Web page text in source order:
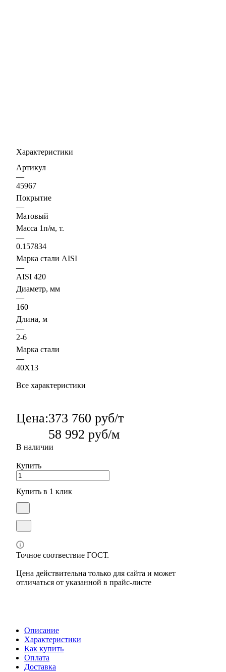
Характеристики
Артикул
—
45967
Покрытие
—
Матовый
Масса 1п/м, т.
—
0.157834
Марка стали AISI
—
AISI 420
Диаметр, мм
—
160
Длина, м
—
2-6
Марка стали
—
40Х13
Все характеристики
Цена:373 760 руб/т
58 992 руб/м
В наличии
Купить
Купить в 1 клик
Точное соотвествие ГОСТ.
Цена действительна только для сайта и может
отличаться от указанной в прайс-листе
Описание
Характеристики
Как купить
Оплата
Доставка